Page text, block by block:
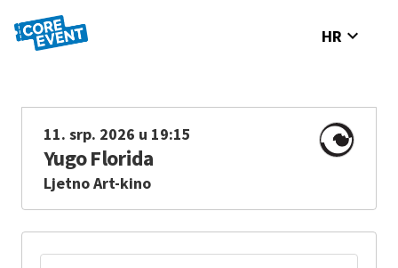
HR expand_more
11. srp. 2026 u 19:15
Yugo Florida
Ljetno Art-kino